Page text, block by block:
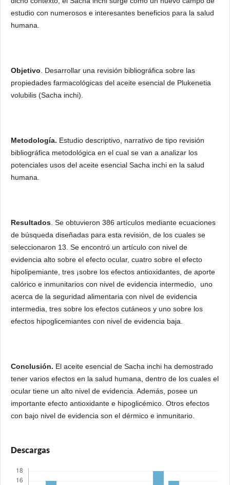
estudio con numerosos e interesantes beneficios para la salud
humana.
Objetivo . Desarrollar una revisión bibliográfica sobre las
propiedades farmacológicas del aceite esencial de Plukenetia
volubilis (Sacha inchi).
Metodología. Estudio descriptivo, narrativo de tipo revisión
bibliográfica metodológica en el cual se van a analizar los
potenciales usos del aceite esencial Sacha inchi en la salud
humana.
Resultados. Se obtuvieron 386 artículos mediante ecuaciones
de búsqueda diseñadas para esta revisión, de los cuales se
seleccionaron 13. Se encontró un artículo con nivel de
evidencia alto sobre el efecto ocular, cuatro sobre el efecto
hipolipemiante, tres ¡sobre los efectos antioxidantes, de aporte
calórico e inmunitarios con nivel de evidencia intermedio, uno
acerca de la seguridad alimentaria con nivel de evidencia
intermedia, tres sobre los efectos cutáneos y uno sobre los
efectos hipoglicemiantes con nivel de evidencia baja.
Conclusión. El aceite esencial de Sacha inchi ha demostrado
tener varios efectos en la salud humana, dentro de los cuales el
ocular tiene un alto nivel de evidencia. Además, posee un
importante efecto antioxidante e hipoglicémico. Otros efectos
con bajo nivel de evidencia son el dérmico e inmunitario.
Descargas